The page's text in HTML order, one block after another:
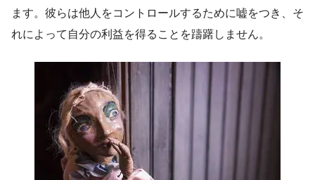
ます。彼らは他人をコントロールするために嘘をつき、そ
れによって自分の利益を得ることを躊躇しません。